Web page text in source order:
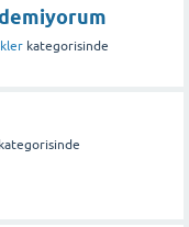
kategorisinde
kategorisinde